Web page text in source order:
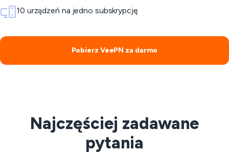
10 urządzeń na jedno subskrypcję
Pobierz VeePN za darmo
Najczęściej zadawane
pytania